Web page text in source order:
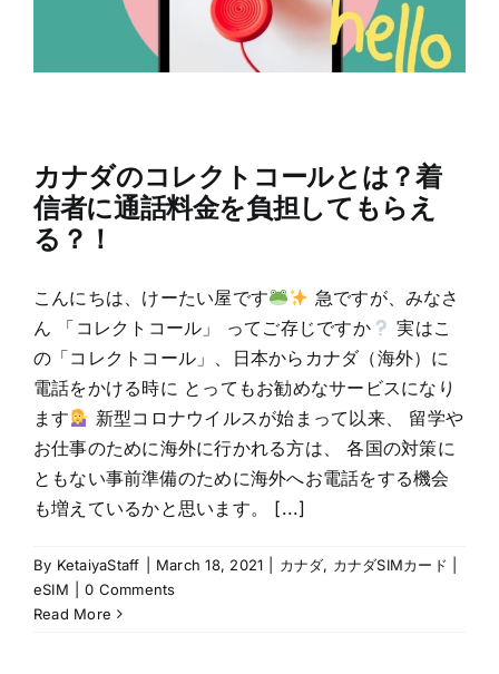
カナダのコレクトコールとは？着
信者に通話料金を負担してもらえ
る？！
こんにちは、けーたい屋です
急ですが、みなさ
ん 「コレクトコール」 ってご存じですか
実はこ
の「コレクトコール」、日本からカナダ（海外）に
電話をかける時に とってもお勧めなサービスになり
ます
新型コロナウイルスが始まって以来、 留学や
お仕事のために海外に行かれる方は、 各国の対策に
ともない事前準備のために海外へお電話をする機会
も増えているかと思います。 [...]
By KetaiyaStaff March 18, 2021 カナダ, カナダSIMカード |
eSIM
0 Comments
Read More